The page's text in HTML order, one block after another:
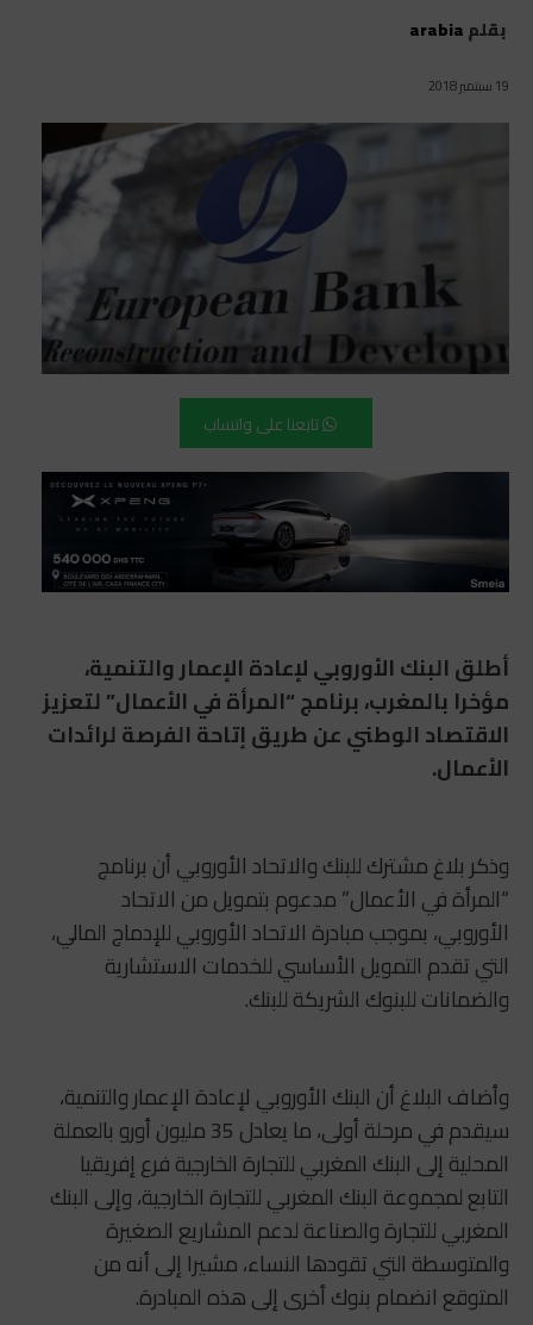
بقلمarabia
19 سبتمبر 2018
تابعنا على واتساب
أطلق البنك الأوروبي لإعادة الإعمار والتنمية،
مؤخرا بالمغرب، برنامج “المرأة في الأعمال” لتعزيز
الاقتصاد الوطني عن طريق إتاحة الفرصة لرائدات
الأعمال.
وذكر بلاغ مشترك للبنك والاتحاد الأوروبي أن برنامج
“المرأة في الأعمال” مدعوم بتمويل من الاتحاد
الأوروبي، بموجب مبادرة الاتحاد الأوروبي للإدماج المالي،
التي تقدم التمويل الأساسي للخدمات الاستشارية
والضمانات للبنوك الشريكة للبنك.
وأضاف البلاغ أن البنك الأوروبي لإعادة الإعمار والتنمية،
سيقدم في مرحلة أولى، ما يعادل 35 مليون أورو بالعملة
المحلية إلى البنك المغربي للتجارة الخارجية فرع إفريقيا
التابع لمجموعة البنك المغربي للتجارة الخارجية، وإلى البنك
المغربي للتجارة والصناعة لدعم المشاريع الصغيرة
والمتوسطة التي تقودها النساء، مشيرا إلى أنه من
المتوقع انضمام بنوك أخرى إلى هذه المبادرة.